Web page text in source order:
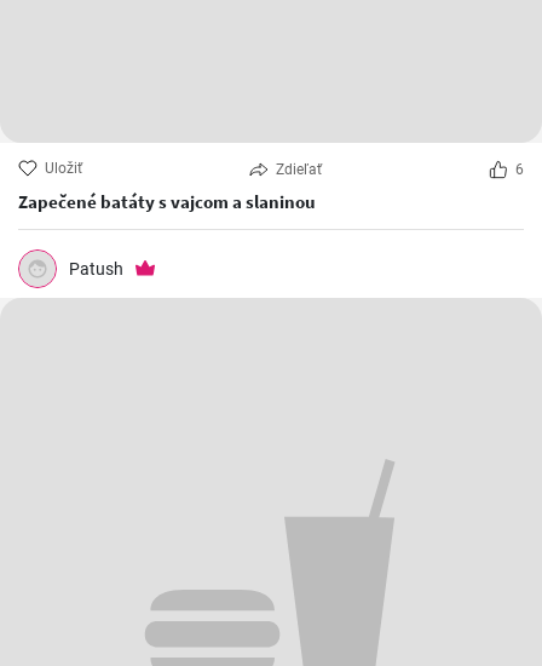
Uložiť Zdieľať 6
Zapečené batáty s vajcom a slaninou
Patush